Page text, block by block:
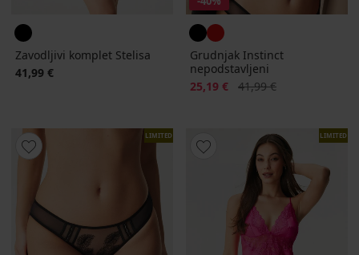
Zavodljivi komplet Stelisa
41,99 €
Grudnjak Instinct
nepodstavljeni
Popust
25,19 € Prvobitna cijena
41,99 €
LIMITED LIMITED